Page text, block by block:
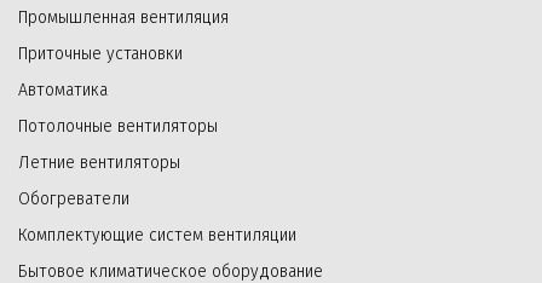
Промышленная вентиляция
Приточные установки
Автоматика
Потолочные вентиляторы
Летние вентиляторы
Обогреватели
Комплектующие систем вентиляции
Бытовое климатическое оборудование